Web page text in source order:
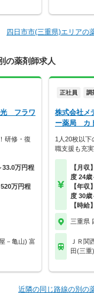
四日市市(三重県)エリアの
の薬剤師求人
光 フラワ
研修・復
33.0万円程
520万円程
－亀山) 富
正社員 調
株式会社
ー薬局 カ
1人20枚以下
職支援も充
【月収
度 24
【年収
度 30
【時給
三重県
ＪＲ関
田(三重
近隣の同じ路線の別の